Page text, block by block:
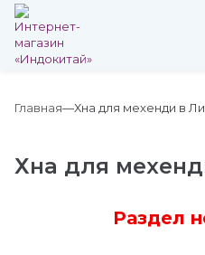
Главная Хна для мехенди в
Хна для
Раздел